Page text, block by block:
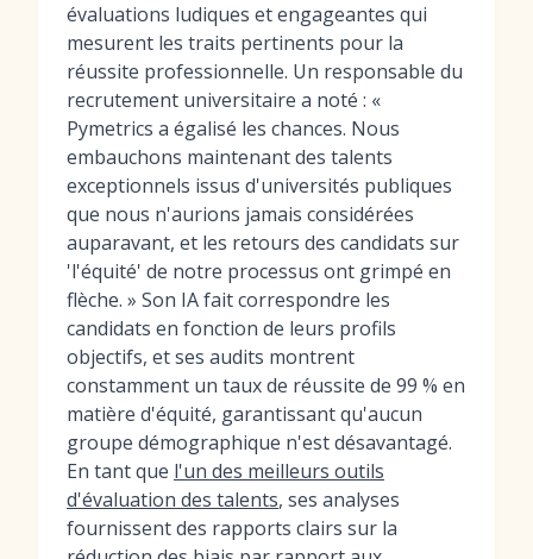
évaluations ludiques et engageantes qui
mesurent les traits pertinents pour la
réussite professionnelle. Un responsable du
recrutement universitaire a noté : «
Pymetrics a égalisé les chances. Nous
embauchons maintenant des talents
exceptionnels issus d'universités publiques
que nous n'aurions jamais considérées
auparavant, et les retours des candidats sur
'l'équité' de notre processus ont grimpé en
flèche. » Son IA fait correspondre les
candidats en fonction de leurs profils
objectifs, et ses audits montrent
constamment un taux de réussite de 99 % en
matière d'équité, garantissant qu'aucun
groupe démographique n'est désavantagé.
En tant que l'un des meilleurs outils
d'évaluation des talents, ses analyses
fournissent des rapports clairs sur la